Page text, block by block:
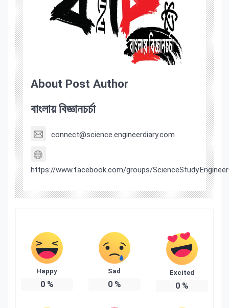
About Post Author
বাংলায় বিজ্ঞানচর্চা
connect@science.engineerdiary.com
https://www.facebook.com/groups/
Happy
0%
Sad
0%
Excited
0%